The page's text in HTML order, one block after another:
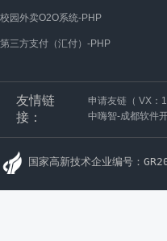
校园外卖O2O系统-PHP
第三方支付（汇付）-PHP
友情链
接：
申请友链（ VX：
中嗨智-成都软件
国家高新技术企业编号：